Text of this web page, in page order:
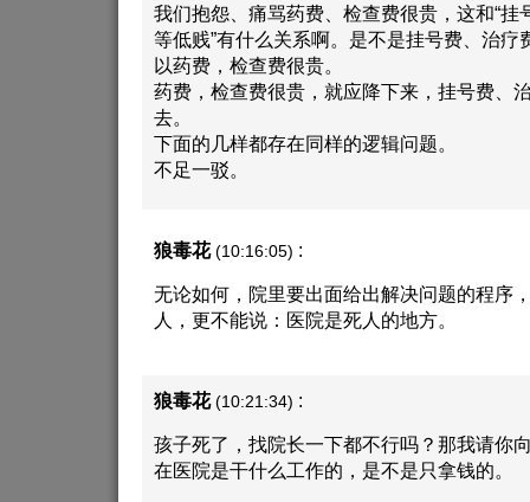
我们抱怨、痛骂药费、检查费很贵，这和“挂
等低贱”有什么关系啊。是不是挂号费、治疗
以药费，检查费很贵。
药费，检查费很贵，就应降下来，挂号费、
去。
下面的几样都存在同样的逻辑问题。
不足一驳。
狼毒花 (10:16:05) :
无论如何，院里要出面给出解决问题的程序
人，更不能说：医院是死人的地方。
狼毒花 (10:21:34) :
孩子死了，找院长一下都不行吗？那我请你
在医院是干什么工作的，是不是只拿钱的。